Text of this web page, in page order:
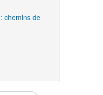
chemins de